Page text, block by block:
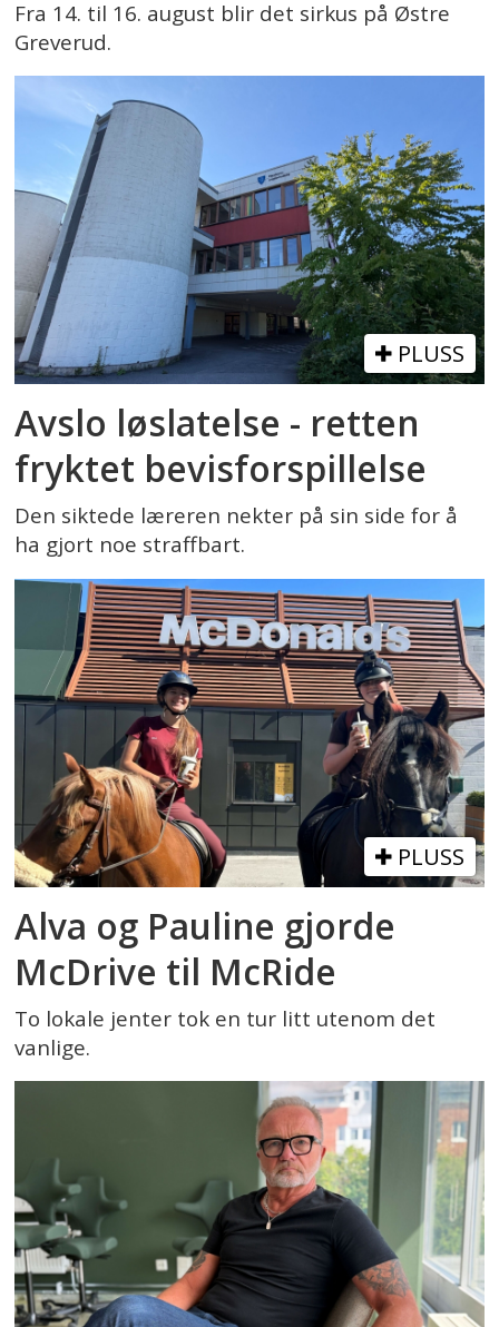
Fra 14. til 16. august blir det sirkus på Østre
Greverud.
PLUSS
Avslo løslatelse - retten
fryktet bevisforspillelse
Den siktede læreren nekter på sin side for å
ha gjort noe straffbart.
PLUSS
Alva og Pauline gjorde
McDrive til McRide
To lokale jenter tok en tur litt utenom det
vanlige.